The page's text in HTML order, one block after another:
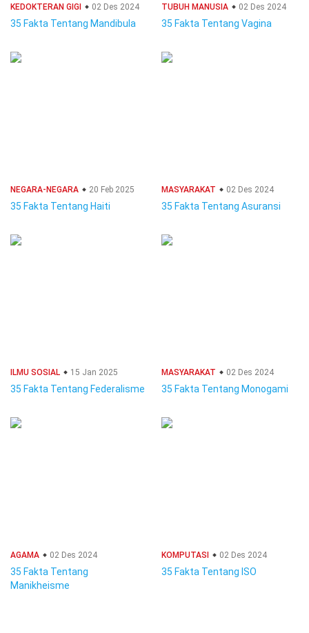
KEDOKTERAN GIGI 02 Des 2024
35 Fakta Tentang Mandibula
TUBUH MANUSIA 02 Des 2024
35 Fakta Tentang Vagina
NEGARA-NEGARA 20 Feb 2025
35 Fakta Tentang Haiti
MASYARAKAT 02 Des 2024
35 Fakta Tentang Asuransi
ILMU SOSIAL 15 Jan 2025
35 Fakta Tentang Federalisme
MASYARAKAT 02 Des 2024
35 Fakta Tentang Monogami
AGAMA 02 Des 2024
35 Fakta Tentang
Manikheisme
KOMPUTASI 02 Des 2024
35 Fakta Tentang ISO